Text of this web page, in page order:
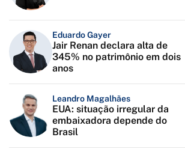
Eduardo Gayer
Jair Renan declara alta de
345% no patrimônio em dois
anos
Leandro Magalhães
EUA: situação irregular da
embaixadora depende do
Brasil